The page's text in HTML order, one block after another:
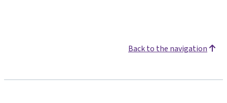
Back to the navigation